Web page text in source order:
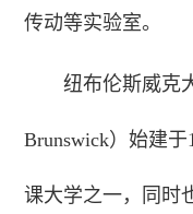
传动等实验室。
纽布伦斯威克
Brunswick）始建
课大学之一，同时